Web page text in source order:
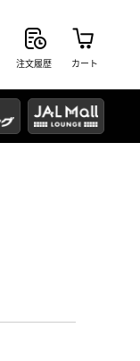
注文履歴 カート